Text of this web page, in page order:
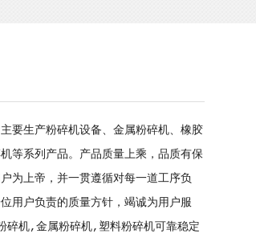
要生产粉碎机设备、金属粉碎机、橡胶
等系列产品。产品质量上乘，品质有保
为上帝，并一贯遵循对每一道工序负
用户负责的质量方针，竭诚为用户服
碎机,金属粉碎机,塑料粉碎机可靠稳定